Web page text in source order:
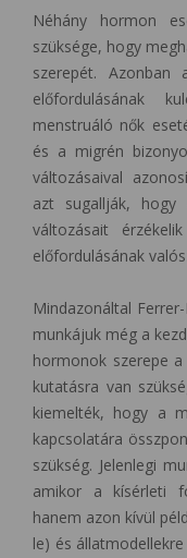
Néhány hormon
szüksége, hogy
szerepét. Azonban
előfordulásának
menstruáló nők
és a migrén
változásaival
azt sugallják, hogy
változásait
előfordulásának
Mindazonáltal
munkájuk még a
hormonok szerepe
kutatásra van
kiemelték, hogy a
kapcsolatára
szükség. Jelenlegi
amikor a kísérleti
hanem azon kívül
le) és